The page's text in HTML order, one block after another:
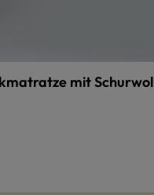
mit